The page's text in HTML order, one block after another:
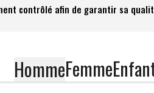
contrôlé afin de garantir sa
HommeFemme